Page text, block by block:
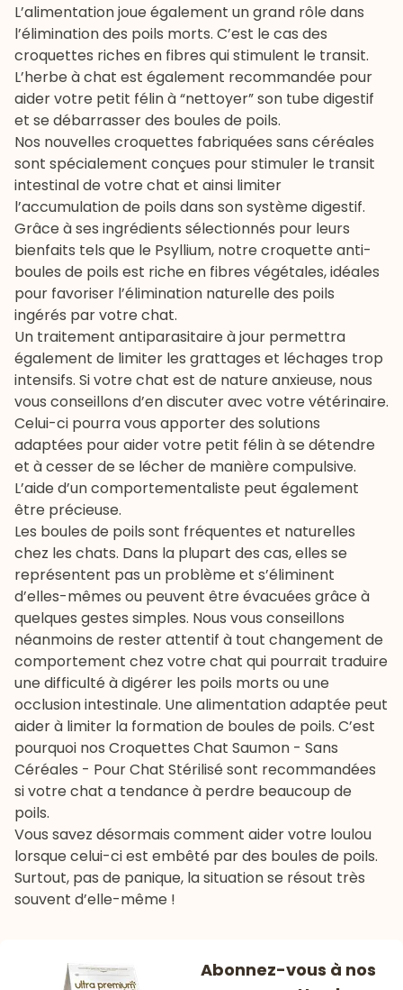
L’alimentation joue également un grand rôle dans
l’élimination des poils morts. C’est le cas des
croquettes riches en fibres qui stimulent le transit.
L’herbe à chat est également recommandée pour
aider votre petit félin à “nettoyer” son tube digestif
et se débarrasser des boules de poils.
Nos nouvelles croquettes fabriquées sans céréales
sont spécialement conçues pour stimuler le transit
intestinal de votre chat et ainsi limiter
l’accumulation de poils dans son système digestif.
Grâce à ses ingrédients sélectionnés pour leurs
bienfaits tels que le Psyllium, notre croquette anti-
boules de poils est riche en fibres végétales, idéales
pour favoriser l’élimination naturelle des poils
ingérés par votre chat.
Un traitement antiparasitaire à jour permettra
également de limiter les grattages et léchages trop
intensifs. Si votre chat est de nature anxieuse, nous
vous conseillons d’en discuter avec votre vétérinaire.
Celui-ci pourra vous apporter des solutions
adaptées pour aider votre petit félin à se détendre
et à cesser de se lécher de manière compulsive.
L’aide d’un comportementaliste peut également
être précieuse.
Les boules de poils sont fréquentes et naturelles
chez les chats. Dans la plupart des cas, elles se
représentent pas un problème et s’éliminent
d’elles-mêmes ou peuvent être évacuées grâce à
quelques gestes simples. Nous vous conseillons
néanmoins de rester attentif à tout changement de
comportement chez votre chat qui pourrait traduire
une difficulté à digérer les poils morts ou une
occlusion intestinale. Une alimentation adaptée peut
aider à limiter la formation de boules de poils. C’est
pourquoi nos Croquettes Chat Saumon - Sans
Céréales - Pour Chat Stérilisé sont recommandées
si votre chat a tendance à perdre beaucoup de
poils.
Vous savez désormais comment aider votre loulou
lorsque celui-ci est embêté par des boules de poils.
Surtout, pas de panique, la situation se résout très
souvent d’elle-même !
Abonnez-vous à nos